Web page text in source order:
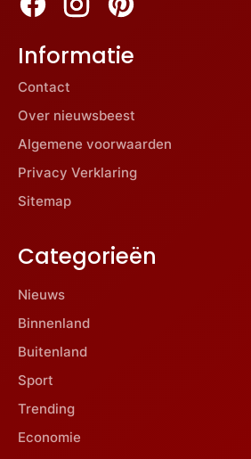
Informatie
Contact
Over nieuwsbeest
Algemene voorwaarden
Privacy Verklaring
Sitemap
Categorieën
Nieuws
Binnenland
Buitenland
Sport
Trending
Economie